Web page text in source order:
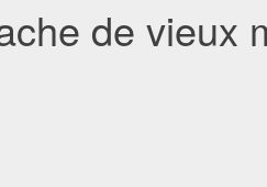
de vieux